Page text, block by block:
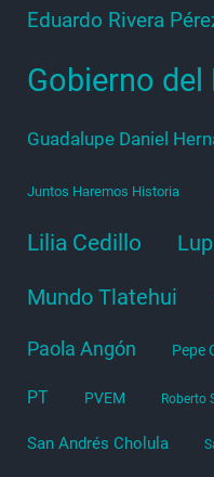
Eduardo Rivera
Gobierno del
Guadalupe Daniel
Juntos Haremos Historia
Lilia Cedillo
Mundo Tlatehui
Paola Angón Pepe
PT PVEM Roberto
San Andrés Cholula